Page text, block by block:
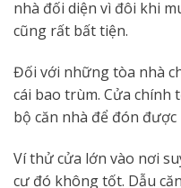
nhà đối diện vì đôi khi
cũng rất bất tiện.
Đối với những tòa nhà
cái bao trùm. Cửa chính
bộ căn nhà để đón
Ví thử cửa lớn vào nơi
cư đó không tốt. Dẫu